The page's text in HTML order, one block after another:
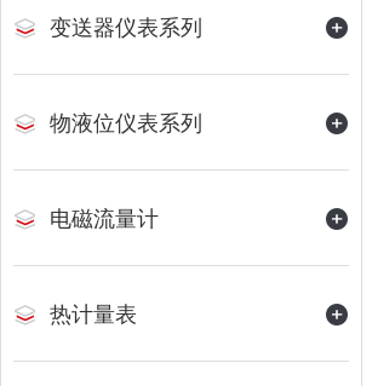
变送器仪表系列
物液位仪表系列
电磁流量计
热计量表